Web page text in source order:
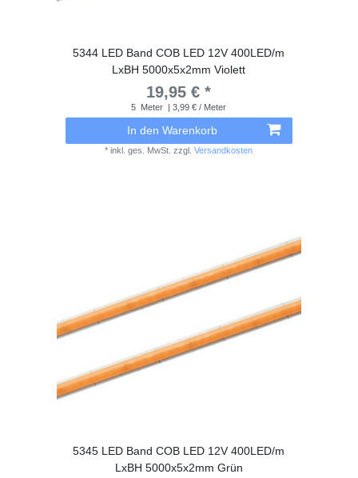
5344 LED Band COB LED 12V 400LED/m
LxBH 5000x5x2mm Violett
19,95 € *
5 Meter | 3,99 € / Meter
In den Warenkorb
*inkl. ges. MwSt. zzgl.Versandkosten
5345 LED Band COB LED 12V 400LED/m
LxBH 5000x5x2mm Grün